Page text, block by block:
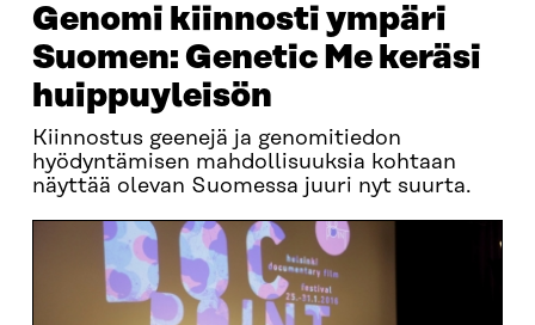
Genomi kiinnosti ympäri
Suomen: Genetic Me keräsi
huippuyleisön
Kiinnostus geenejä ja genomitiedon
hyödyntämisen mahdollisuuksia kohtaan
näyttää olevan Suomessa juuri nyt suurta.